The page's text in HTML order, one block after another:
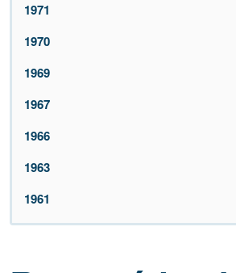
1971
1970
1969
1967
1966
1963
1961